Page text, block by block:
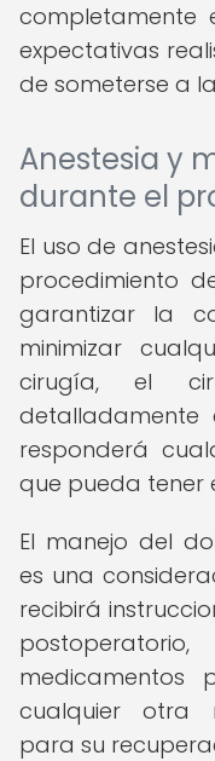
completamente
expectativas
de someterse a
Anestesia y
durante el
El uso de
procedimiento
garantizar la
minimizar
cirugía, el
detalladamente
responderá
que pueda tener
El manejo del
es una
recibirá
cualquier otra
para su